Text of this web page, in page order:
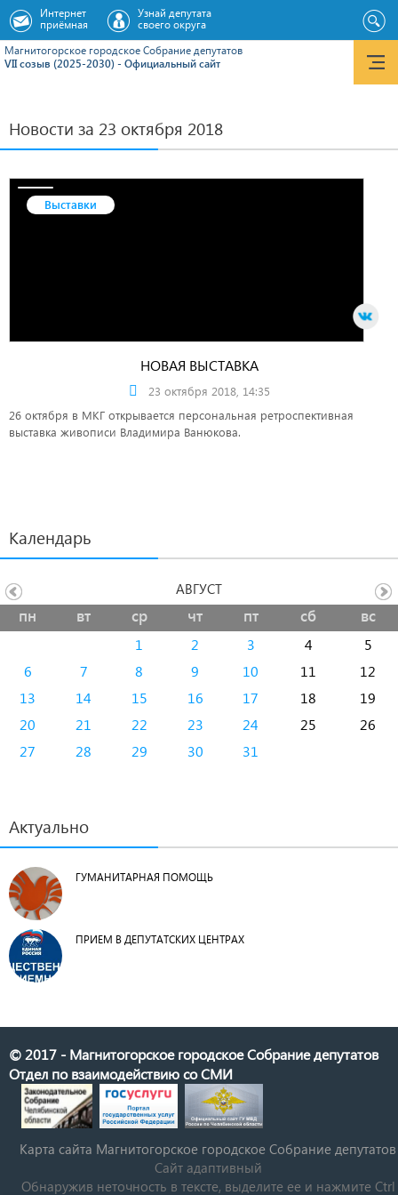
Магнитогорское городское Cобрание депутатов
VII созыв (2025-2030) - Официальный сайт
Интернет
приёмная
Узнай депутата
своего округа
Новости за 23 октября 2018
Выставки
НОВАЯ ВЫСТАВКА
23 октября 2018, 14:35
26 октября в МКГ открывается персональная ретроспективная
выставка живописи Владимира Ванюкова.
Календарь
пн вт ср чт пт сб вс
1 2 3 4
5
6
7 8 9 10 11
12
13
14 15 16 17 18
19
20
21 22 23 24 25
26
27
28 29 30 31
АВГУСТ
Актуально
ГУМАНИТАРНАЯ ПОМОЩЬ
ПРИЕМ В ДЕПУТАТСКИХ ЦЕНТРАХ
© 2017 - Магнитогорское городское Собрание депутатов
Отдел по взаимодействию со СМИ
Карта сайта Магнитогорское городское Cобрание депутатов
Сайт адаптивный
Обнаружив неточность в тексте, выделите ее и нажмите Ctrl